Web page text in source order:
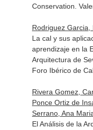
Conservation.
Rodriguez Garcia,
La cal y sus
aprendizaje en la
Arquitectura de
Foro Ibérico de
Rivera Gomez,
Ponce Ortiz de
Serrano, Ana
El Análisis de la